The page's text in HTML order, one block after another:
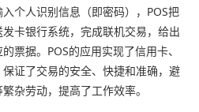
个人识别信息（即密码），POS把
卡银行系统，完成联机交易，给出
票据。POS的应用实现了信用卡、
证了交易的安全、快捷和准确，避
杂劳动，提高了工作效率。